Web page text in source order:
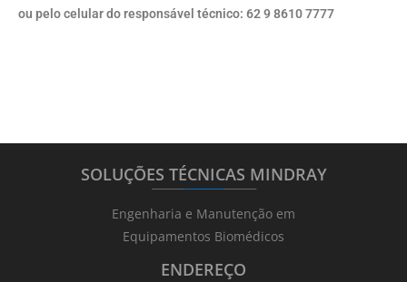
ou pelo celular do responsável técnico: 62 9 8610 7777
SOLUÇÕES TÉCNICAS MINDRAY
_______________________
Engenharia e Manutenção em
Equipamentos Biomédicos
ENDEREÇO